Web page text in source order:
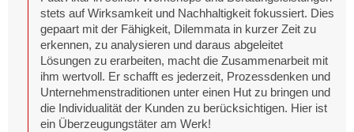
stets auf Wirksamkeit und Nachhaltigkeit fokussiert. Dies
gepaart mit der Fähigkeit, Dilemmata in kurzer Zeit zu
erkennen, zu analysieren und daraus abgeleitet
Lösungen zu erarbeiten, macht die Zusammenarbeit mit
ihm wertvoll. Er schafft es jederzeit, Prozessdenken und
Unternehmenstraditionen unter einen Hut zu bringen und
die Individualität der Kunden zu berücksichtigen. Hier ist
ein Überzeugungstäter am Werk!